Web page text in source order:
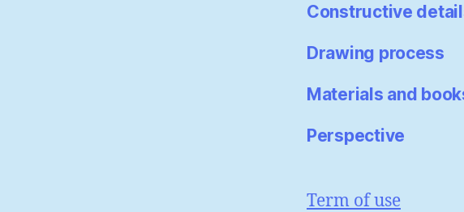
Constructive
Drawing process
Materials and
Perspective
Term of use